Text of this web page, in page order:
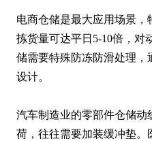
电商仓储是最大应用场景，
拣货量可达平日5-10倍，对
储需要特殊防冻防滑处理
设计。
汽车制造业的零部件仓储动
荷，往往需要加装缓冲垫